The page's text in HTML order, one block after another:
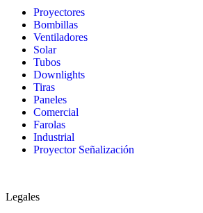
Proyectores
Bombillas
Ventiladores
Solar
Tubos
Downlights
Tiras
Paneles
Comercial
Farolas
Industrial
Proyector Señalización
Legales